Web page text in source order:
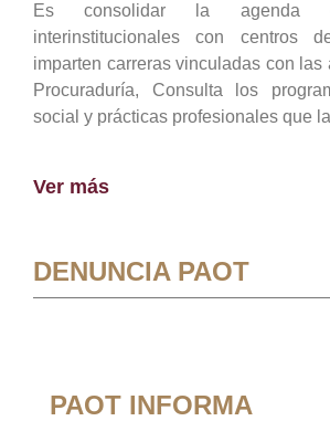
Es consolidar la agenda
interinstitucionales con centros
imparten carreras vinculadas con las
Procuraduría, Consulta los
social y prácticas profesionales que
Ver más
DENUNCIA PAOT
PAOT INFORMA